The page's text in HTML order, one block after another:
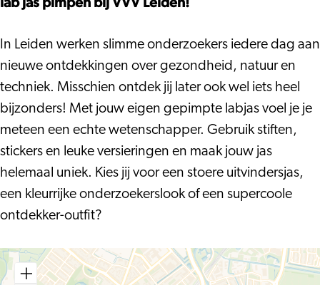
In Leiden werken slimme onderzoekers iedere dag aan
nieuwe ontdekkingen over gezondheid, natuur en
techniek. Misschien ontdek jij later ook wel iets heel
bijzonders! Met jouw eigen gepimpte labjas voel je je
meteen een echte wetenschapper. Gebruik stiften,
stickers en leuke versieringen en maak jouw jas
helemaal uniek. Kies jij voor een stoere uitvindersjas,
een kleurrijke onderzoekerslook of een supercoole
ontdekker-outfit?